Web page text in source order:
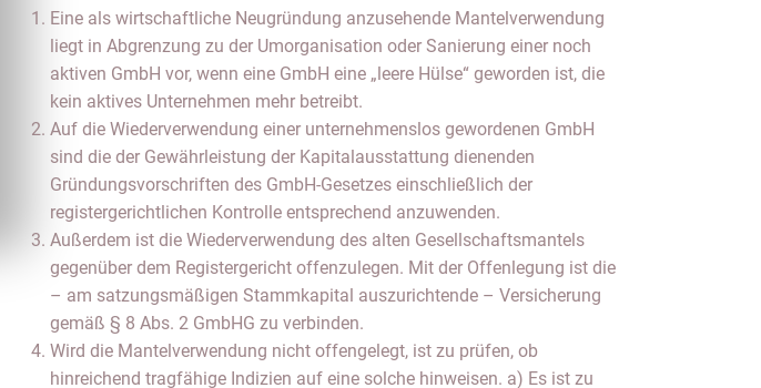
Eine als wirtschaftliche Neugründung anzusehende Mantelverwendung
liegt in Abgrenzung zu der Umorganisation oder Sanierung einer noch
aktiven GmbH vor, wenn eine GmbH eine „leere Hülse“ geworden ist, die
kein aktives Unternehmen mehr betreibt.
Auf die Wiederverwendung einer unternehmenslos gewordenen GmbH
sind die der Gewährleistung der Kapitalausstattung dienenden
Gründungsvorschriften des GmbH-Gesetzes einschließlich der
registergerichtlichen Kontrolle entsprechend anzuwenden.
Außerdem ist die Wiederverwendung des alten Gesellschaftsmantels
gegenüber dem Registergericht offenzulegen. Mit der Offenlegung ist die
– am satzungsmäßigen Stammkapital auszurichtende – Versicherung
gemäß § 8 Abs. 2 GmbHG zu verbinden.
Wird die Mantelverwendung nicht offengelegt, ist zu prüfen, ob
hinreichend tragfähige Indizien auf eine solche hinweisen. a) Es ist zu